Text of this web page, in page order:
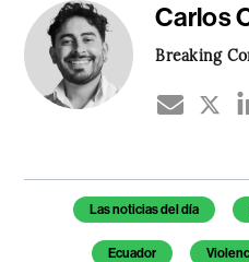
Carlos
Breaking
Temas de este artículo
Las noticias del día
Ecuador